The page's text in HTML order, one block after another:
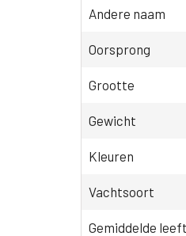
Andere naam
Oorsprong
Grootte
Gewicht
Kleuren
Vachtsoort
Gemiddelde